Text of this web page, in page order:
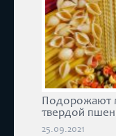
Подорожают
твердой
25.09.2021